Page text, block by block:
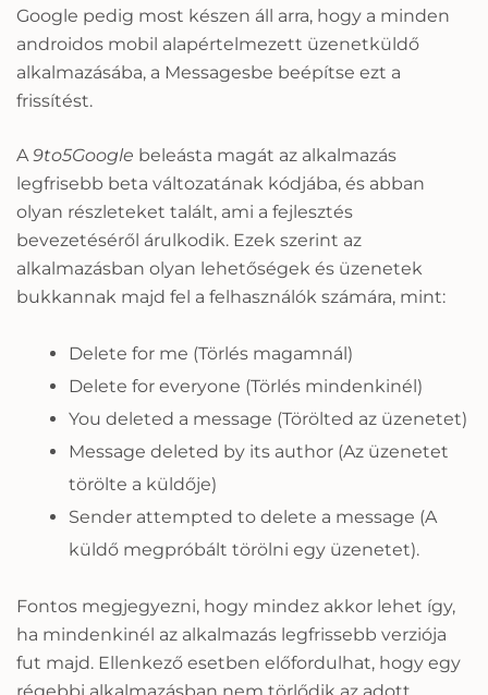
Google pedig most készen áll arra, hogy a minden
androidos mobil alapértelmezett üzenetküldő
alkalmazásába, a Messagesbe beépítse ezt a
frissítést.
A9to5Google beleásta magát az alkalmazás
legfrisebb beta változatának kódjába, és abban
olyan részleteket talált, ami a fejlesztés
bevezetéséről árulkodik. Ezek szerint az
alkalmazásban olyan lehetőségek és üzenetek
bukkannak majd fel a felhasználók számára, mint:
Delete for me (Törlés magamnál)
Delete for everyone (Törlés mindenkinél)
You deleted a message (Törölted az üzenetet)
Message deleted by its author (Az üzenetet
törölte a küldője)
Sender attempted to delete a message (A
küldő megpróbált törölni egy üzenetet).
Fontos megjegyezni, hogy mindez akkor lehet így,
ha mindenkinél az alkalmazás legfrissebb verziója
fut majd. Ellenkező esetben előfordulhat, hogy egy